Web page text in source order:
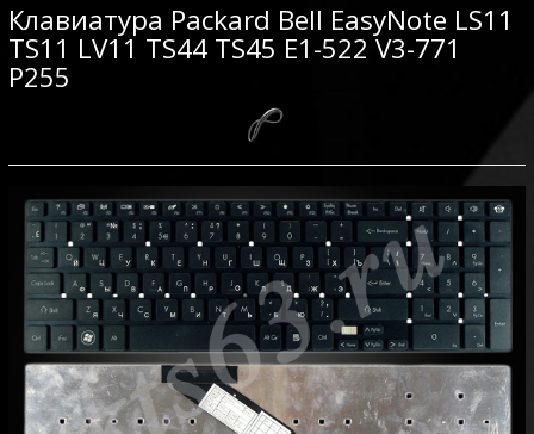
Клавиатура Packard Bell EasyNote LS11
TS11 LV11 TS44 TS45 E1-522 V3-771
P255